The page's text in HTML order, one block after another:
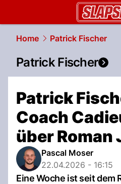
Home Patrick Fischer
Patrick Fischer
Patrick
Coach
über Roman
Pascal Moser
22.04.2026 - 16:15
Eine Woche ist seit dem